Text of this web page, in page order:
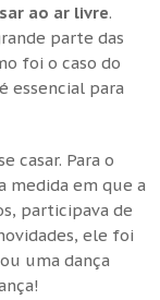
ao ar livre.
parte das
foi o caso do
essencial para
casar. Para o
medida em que a
participava de
ele foi
uma dança